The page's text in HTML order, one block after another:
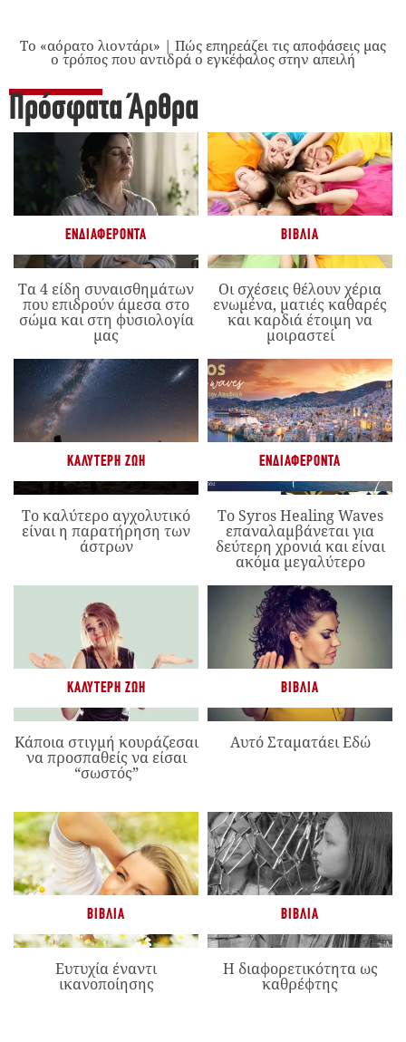
Το «αόρατο λιοντάρι» | Πώς επηρεάζει τις αποφάσεις μας
ο τρόπος που αντιδρά ο εγκέφαλος στην απειλή
Πρόσφατα Άρθρα
ΕΝΔΙΑΦΈΡΟΝΤΑ
Τα 4 είδη συναισθημάτων
που επιδρούν άμεσα στο
σώμα και στη φυσιολογία
μας
ΒΙΒΛΊΑ
Οι σχέσεις θέλουν χέρια
ενωμένα, ματιές καθαρές
και καρδιά έτοιμη να
μοιραστεί
ΚΑΛΎΤΕΡΗ ΖΩΉ
Το καλύτερο αγχολυτικό
είναι η παρατήρηση των
άστρων
ΕΝΔΙΑΦΈΡΟΝΤΑ
Το Syros Healing Waves
επαναλαμβάνεται για
δεύτερη χρονιά και είναι
ακόμα μεγαλύτερο
ΚΑΛΎΤΕΡΗ ΖΩΉ
Κάποια στιγμή κουράζεσαι
να προσπαθείς να είσαι
“σωστός”
ΒΙΒΛΊΑ
Αυτό Σταματάει Εδώ
ΒΙΒΛΊΑ
Ευτυχία έναντι
ικανοποίησης
ΒΙΒΛΊΑ
Η διαφορετικότητα ως
καθρέφτης